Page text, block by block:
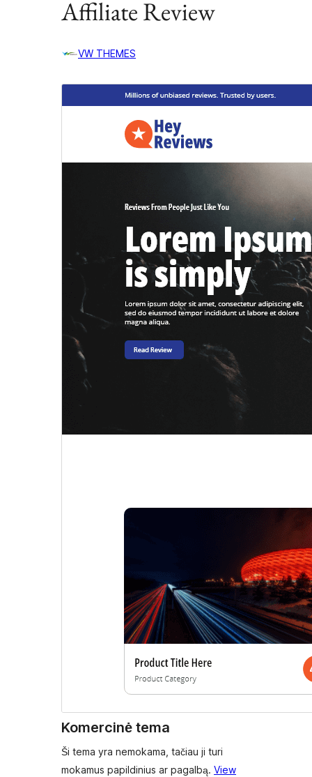
Affiliate Review
VW THEMES
Komercinė tema
Ši tema yra nemokama, tačiau ji turi
mokamus papildinius ar pagalbą. View